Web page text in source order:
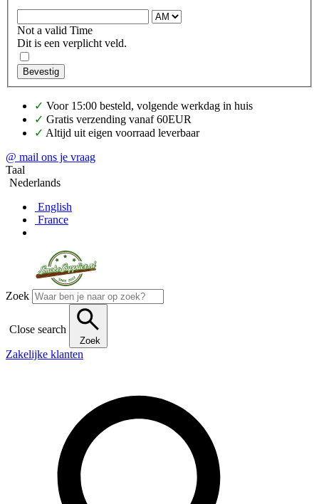
Not a valid Time
Dit is een verplicht veld.
Bevestig
✓ Voor 15:00 besteld, volgende werkdag in huis
✓ Gratis verzending vanaf 60EUR
✓ Altijd uit eigen voorraad leverbaar
@ mail ons je vraag
Taal
Nederlands
English
France
Zoek
Close search
Zoek
Zakelijke klanten